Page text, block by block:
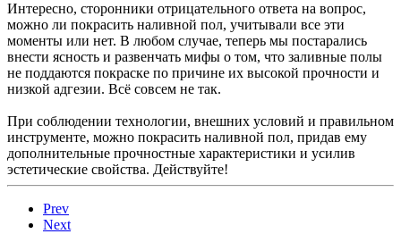
Интересно, сторонники отрицательного ответа на вопрос,
можно ли покрасить наливной пол, учитывали все эти
моменты или нет. В любом случае, теперь мы постарались
внести ясность и развенчать мифы о том, что заливные полы
не поддаются покраске по причине их высокой прочности и
низкой адгезии. Всё совсем не так.
При соблюдении технологии, внешних условий и правильном
инструменте, можно покрасить наливной пол, придав ему
дополнительные прочностные характеристики и усилив
эстетические свойства. Действуйте!
Prev
Next